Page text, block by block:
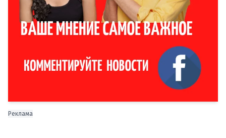
Реклама